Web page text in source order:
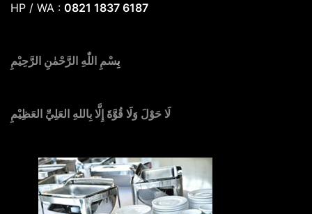
HP / WA : 0821 1837 6187
بِسْمِ اللّٰهِ الرَّحْمٰنِ الرَّحِيْمِ
لَا حَوْلَ وَلَا قُوَّةَ إِلَّا بِاللهِ العَلِيِّ العَظِيْمِ